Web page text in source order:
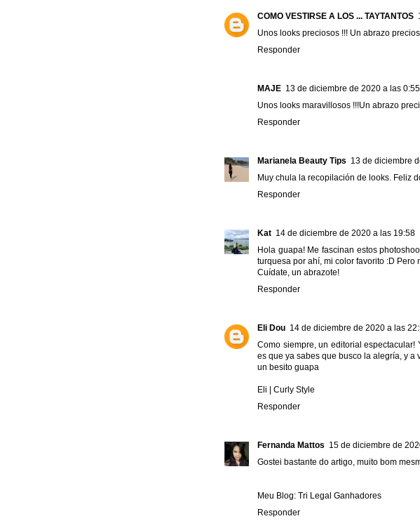
COMO VESTIRSE A LOS ... TAYTANTOS
Unos looks preciosos !!! Un abrazo
Responder
MAJE 13 de diciembre de 2020 a las 0:55
Unos looks maravillosos !!!Un abrazo
Responder
Marianela Beauty Tips 13 de diciembre
Muy chula la recopilación de looks. Feliz
Responder
Kat 14 de diciembre de 2020 a las 19:58
Hola guapa! Me fascinan estos
turquesa por ahí, mi color favorito :D
Cuídate, un abrazote!
Responder
Eli Dou 14 de diciembre de 2020 a las
Como siempre, un editorial
es que ya sabes que busco la alegría, y a
un besito guapa
Eli | Curly Style
Responder
Fernanda Mattos 15 de diciembre de
Gostei bastante do artigo, muito bom
Meu Blog: Tri Legal Ganhadores
Responder